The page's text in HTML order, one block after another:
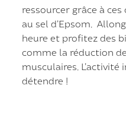
ressourcer grâce à ces
au sel d’Epsom.
heure et profitez des
comme la réduction
musculaires.
détendre !